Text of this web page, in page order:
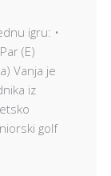
igru: •
(E)
Vanja je
iz
golf